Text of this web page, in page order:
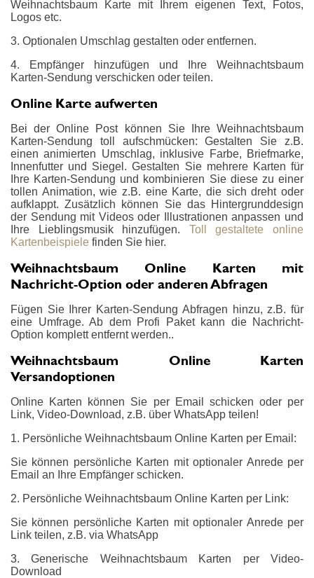
Weihnachtsbaum Karte mit Ihrem eigenen Text, Fotos,
Logos etc.
3. Optionalen Umschlag gestalten oder entfernen.
4. Empfänger hinzufügen und Ihre Weihnachtsbaum
Karten-Sendung verschicken oder teilen.
Online Karte aufwerten
Bei der Online Post können Sie Ihre Weihnachtsbaum
Karten-Sendung toll aufschmücken: Gestalten Sie z.B.
einen animierten Umschlag, inklusive Farbe, Briefmarke,
Innenfutter und Siegel. Gestalten Sie mehrere Karten für
Ihre Karten-Sendung und kombinieren Sie diese zu einer
tollen Animation, wie z.B. eine Karte, die sich dreht oder
aufklappt. Zusätzlich können Sie das Hintergrunddesign
der Sendung mit Videos oder Illustrationen anpassen und
Ihre Lieblingsmusik hinzufügen. Toll gestaltete online
Kartenbeispiele finden Sie hier.
Weihnachtsbaum Online Karten mit
Nachricht-Option oder anderen Abfragen
Fügen Sie Ihrer Karten-Sendung Abfragen hinzu, z.B. für
eine Umfrage. Ab dem Profi Paket kann die Nachricht-
Option komplett entfernt werden..
Weihnachtsbaum Online Karten
Versandoptionen
Online Karten können Sie per Email schicken oder per
Link, Video-Download, z.B. über WhatsApp teilen!
1. Persönliche Weihnachtsbaum Online Karten per Email:
Sie können persönliche Karten mit optionaler Anrede per
Email an Ihre Empfänger schicken.
2. Persönliche Weihnachtsbaum Online Karten per Link:
Sie können persönliche Karten mit optionaler Anrede per
Link teilen, z.B. via WhatsApp
3. Generische Weihnachtsbaum Karten per Video-
Download